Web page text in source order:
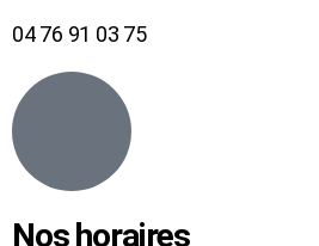
04 76 91 03 75
Nos horaires